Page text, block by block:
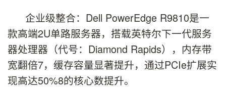
企业级整合：Dell PowerEdge R9810是一
款高端2U单路服务器，搭载英特尔下一代服务
器处理器（代号：Diamond Rapids），内存带
宽翻倍7，缓存容量显著提升，通过PCIe扩展实
现高达50%8的核心数提升。